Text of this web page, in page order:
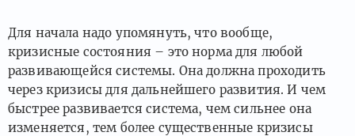
Для начала надо упомянуть, что вообще,
кризисные состояния – это норма для любой
развивающейся системы. Она должна проходить
через кризисы для дальнейшего развития. И чем
быстрее развивается система, чем сильнее она
изменяется, тем более существенные кризисы